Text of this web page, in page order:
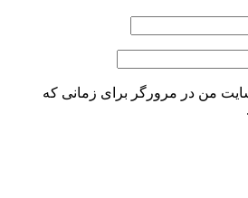
من در مرورگر برای زمانی که